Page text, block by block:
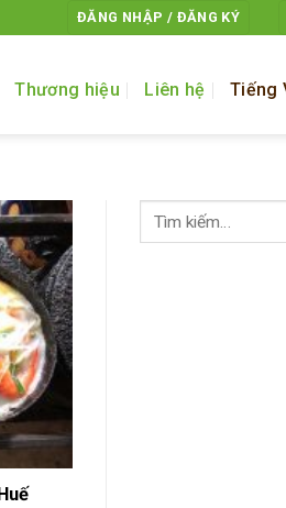
ĐĂNG NHẬP / ĐĂNG KÝ
Thương hiệu Liên hệ Tiếng